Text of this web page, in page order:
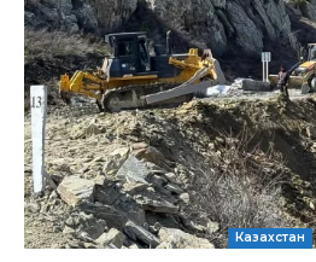
Казахстан